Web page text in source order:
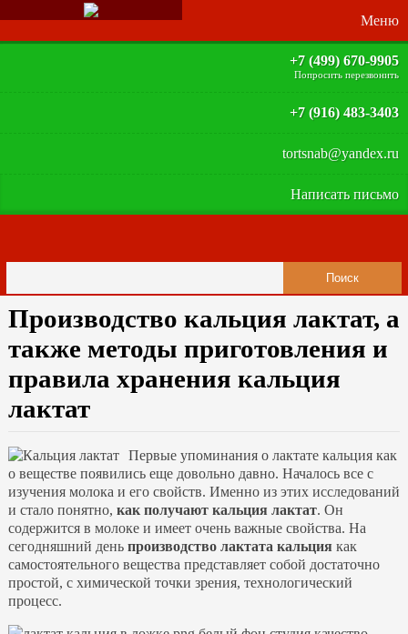
+7 (499) 670-9905
Попросить перезвонить
+7 (916) 483-3403
tortsnab@yandex.ru
Написать письмо
Производство кальция лактат, а
также методы приготовления и
правила хранения кальция
лактат
Первые упоминания о лактате кальция как
о веществе появились еще довольно давно. Началось все с
изучения молока и его свойств. Именно из этих исследований
и стало понятно, как получают кальция лактат. Он
содержится в молоке и имеет очень важные свойства. На
сегодняшний день производство лактата кальция как
самостоятельного вещества представляет собой достаточно
простой, с химической точки зрения, технологический
процесс.